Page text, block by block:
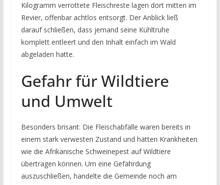
Kilogramm verrottete Fleischreste lagen dort mitten im
Revier, offenbar achtlos entsorgt. Der Anblick ließ
darauf schließen, dass jemand seine Kühltruhe
komplett entleert und den Inhalt einfach im Wald
abgeladen hatte.
Gefahr für Wildtiere
und Umwelt
Besonders brisant: Die Fleischabfälle waren bereits in
einem stark verwesten Zustand und hätten Krankheiten
wie die Afrikanische Schweinepest auf Wildtiere
übertragen können. Um eine Gefährdung
auszuschließen, handelte die Gemeinde noch am